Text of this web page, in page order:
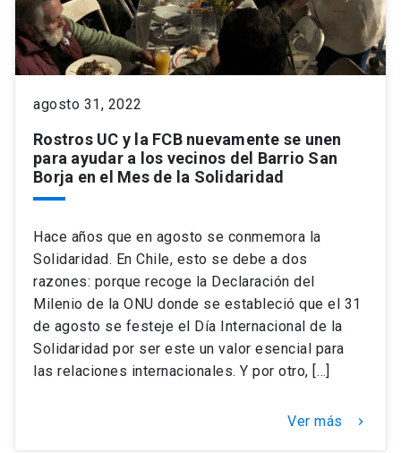
Académicos
Consejo de Facultad
Secretaría Académica
Documentos FCB
Dirección Investigación
Grupos de Investigación
Institutos y Centros
FCB en el Territorio
Redes Internacionales
Estudiantes keyboard_arrow_down
Pregrado
Postgrado
Centro de Estudiantes
Publicaciones
Contacto
agosto 31, 2022
Rostros UC y la FCB nuevamente se unen
para ayudar a los vecinos del Barrio San
Borja en el Mes de la Solidaridad
Hace años que en agosto se conmemora la
Solidaridad. En Chile, esto se debe a dos
razones: porque recoge la Declaración del
Milenio de la ONU donde se estableció que el 31
de agosto se festeje el Día Internacional de la
Solidaridad por ser este un valor esencial para
las relaciones internacionales. Y por otro, […]
Ver más keyboard_arrow_right